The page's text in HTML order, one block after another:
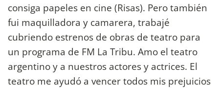
consiga papeles en cine (Risas). Pero también
fui maquilladora y camarera, trabajé
cubriendo estrenos de obras de teatro para
un programa de FM La Tribu. Amo el teatro
argentino y a nuestros actores y actrices. El
teatro me ayudó a vencer todos mis prejuicios